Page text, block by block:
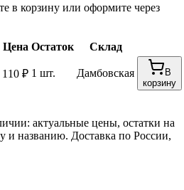
в корзину или оформите через
Цена Остаток
Склад
110 ₽ 1 шт. Дамбовская
В
корзину
актуальные цены, остатки на
и названию. Доставка по России,